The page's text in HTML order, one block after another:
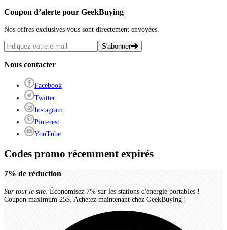
Coupon d’alerte pour GeekBuying
Nos offres exclusives vous sont directement envoyées.
S'abonner
Nous contacter
Facebook
Twitter
Instagram
Pinterest
YouTube
Codes promo récemment expirés
7% de réduction
Sur tout le site. Économisez 7% sur les stations d'énergie portables !
Coupon maximum 25$. Achetez maintenant chez GeekBuying !